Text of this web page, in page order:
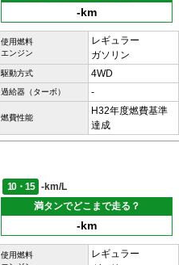
-km
使用燃料
エンジン
レギュラー
ガソリン
駆動方式 4WD
過給器（ターボ） -
燃費性能
H32年度燃費基準
達成
10・15
-km/L
満タンでどこまで走る？
-km
使用燃料
レギュラー